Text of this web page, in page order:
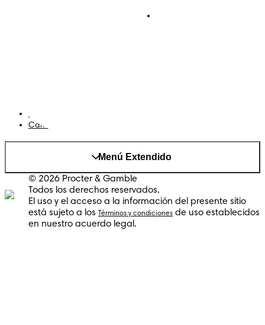
Cambiar el país/region
Menú Extendido
© 2026 Procter & Gamble
Todos los derechos reservados.
El uso y el acceso a la información del presente sitio
está sujeto a los
Términos y condiciones de uso establecidos
en nuestro acuerdo legal.